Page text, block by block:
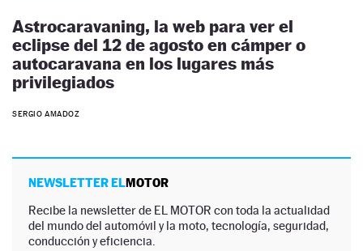
Astrocaravaning, la web para ver el
eclipse del 12 de agosto en cámper o
autocaravana en los lugares más
privilegiados
SERGIO AMADOZ
NEWSLETTER ELMOTOR
Recibe la newsletter de EL MOTOR con toda la actualidad
del mundo del automóvil y la moto, tecnología, seguridad,
conducción y eficiencia.